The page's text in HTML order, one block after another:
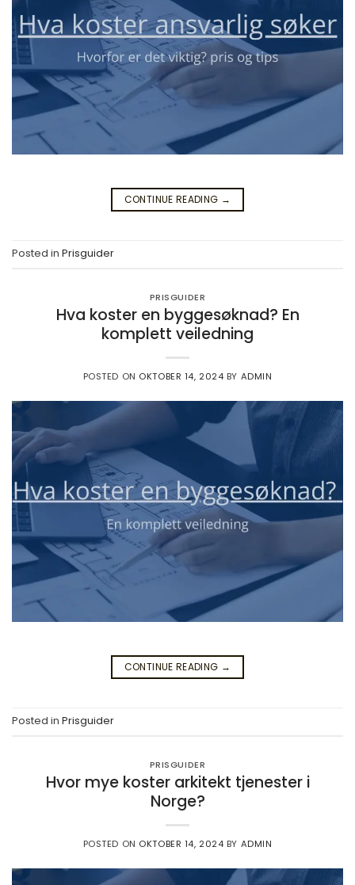
CONTINUE READING →
Posted in Prisguider
PRISGUIDER
Hva koster en byggesøknad? En
komplett veiledning
POSTED ON OKTOBER 14, 2024 BY ADMIN
CONTINUE READING →
Posted in Prisguider
PRISGUIDER
Hvor mye koster arkitekt tjenester i
Norge?
POSTED ON OKTOBER 14, 2024 BY ADMIN